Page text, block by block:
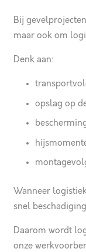
Bij
maar ook om
Denk aan:
opslag op
Wanneer
snel
Daarom wordt
onze